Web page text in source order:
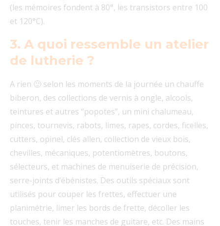
(les mémoires fondent à 80°, les transistors entre 100
et 120°C).
3. A quoi ressemble un atelier
de lutherie ?
A rien 🙂 selon les moments de la journée un chauffe
biberon, des collections de vernis à ongle, alcools,
teintures et autres “popotes”, un mini chalumeau,
pinces, tournevis, rabots, limes, rapes, cordes, ficelles,
cutters, opinel, clés allen, collection de vieux bois,
chevilles, mécaniques, potentiomètres, boutons,
sélecteurs, et machines de menuiserie de précision,
serre-joints d’ébénistes. Des outils spéciaux sont
utilisés pour couper les frettes, effectuer une
planimétrie, limer les bords de frette, décoller les
touches, tenir les manches de guitare, etc. Des mains